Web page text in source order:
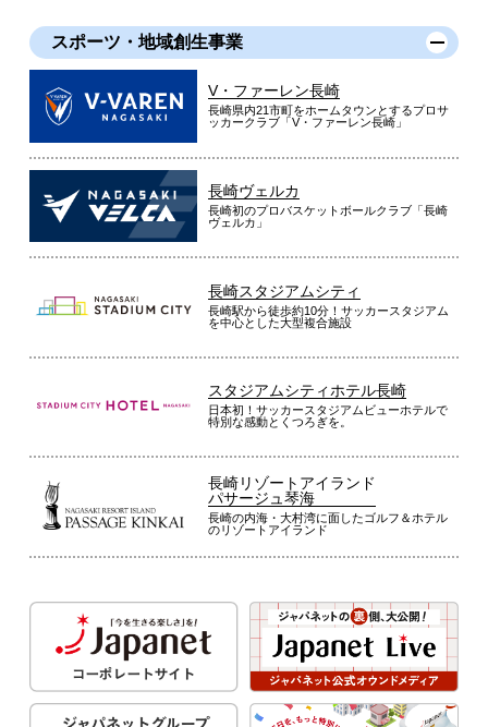
スポーツ・地域創生事業
V・ファーレン長崎
長崎県内21市町をホームタウンとするプロサ
ッカークラブ「V・ファーレン長崎」
長崎ヴェルカ
長崎初のプロバスケットボールクラブ「長崎
ヴェルカ」
長崎スタジアムシティ
長崎駅から徒歩約10分！サッカースタジアム
を中心とした大型複合施設
スタジアムシティホテル長崎
日本初！サッカースタジアムビューホテルで
特別な感動とくつろぎを。
長崎リゾートアイランド
パサージュ琴海
長崎の内海・大村湾に面したゴルフ＆ホテル
のリゾートアイランド